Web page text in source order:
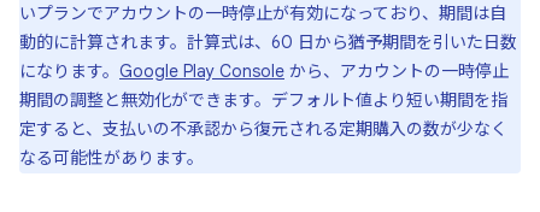
いプランでアカウントの一時停止が有効になっており、期間は自
動的に計算されます。計算式は、60 日から猶予期間を引いた日数
になります。 Google Play Console から、アカウントの一時停止
期間の調整と無効化ができます。デフォルト値より短い期間を指
定すると、支払いの不承認から復元される定期購入の数が少なく
なる可能性があります。